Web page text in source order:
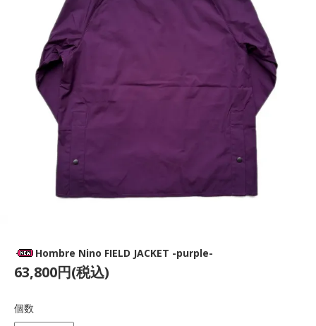
Hombre Nino FIELD JACKET -purple-
63,800円(税込)
個数